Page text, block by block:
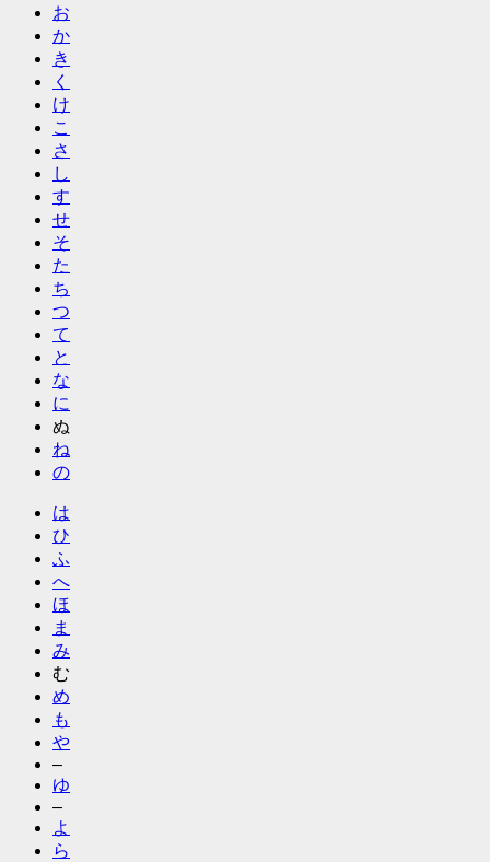
お
か
き
く
け
こ
さ
し
す
せ
そ
た
ち
つ
て
と
な
に
ぬ
ね
の
は
ひ
ふ
へ
ほ
ま
み
む
め
も
や
–
ゆ
–
よ
ら